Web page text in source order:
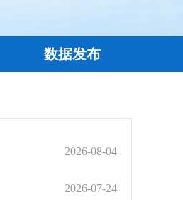
数据发布
2026-08-04
2026-07-24